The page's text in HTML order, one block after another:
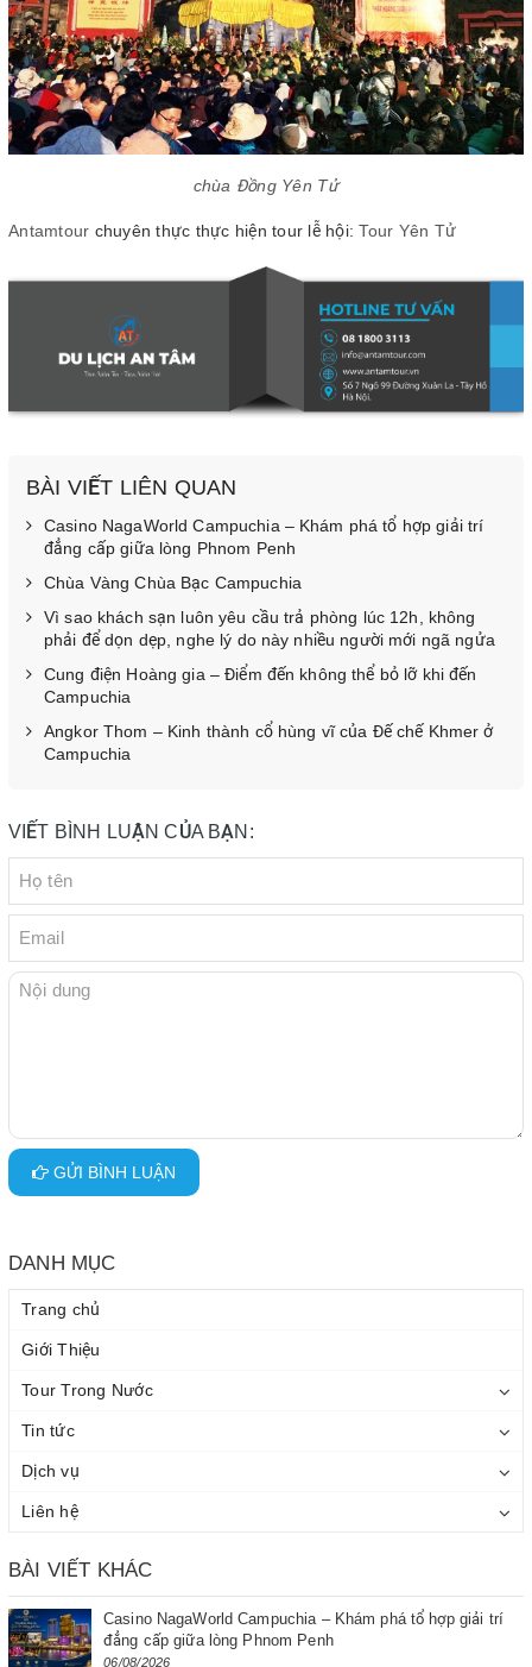
chùa Đồng Yên Tử
Antamtour chuyên thực thực hiện tour lễ hội:Tour Yên Tử
BÀI VIẾT LIÊN QUAN
Casino NagaWorld Campuchia – Khám phá tổ hợp giải trí
đẳng cấp giữa lòng Phnom Penh
Chùa Vàng Chùa Bạc Campuchia
Vì sao khách sạn luôn yêu cầu trả phòng lúc 12h, không
phải để dọn dẹp, nghe lý do này nhiều người mới ngã ngửa
Cung điện Hoàng gia – Điểm đến không thể bỏ lỡ khi đến
Campuchia
Angkor Thom – Kinh thành cổ hùng vĩ của Đế chế Khmer ở
Campuchia
VIẾT BÌNH LUẬN CỦA BẠN:
GỬI BÌNH LUẬN
DANH MỤC
Trang chủ
Giới Thiệu
Tour Trong Nước
Tin tức
Dịch vụ
Liên hệ
BÀI VIẾT KHÁC
Casino NagaWorld Campuchia – Khám phá tổ hợp giải trí
đẳng cấp giữa lòng Phnom Penh
06/08/2026